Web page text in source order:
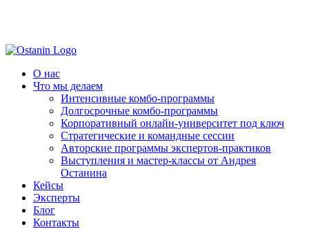
О нас
Что мы делаем
Интенсивные комбо-программы
Долгосрочные комбо-программы
Корпоративный онлайн-университет под ключ
Стратегические и командные сессии
Авторские программы экспертов-практиков
Выступления и мастер-классы от Андрея
Останина
Кейсы
Эксперты
Блог
Контакты